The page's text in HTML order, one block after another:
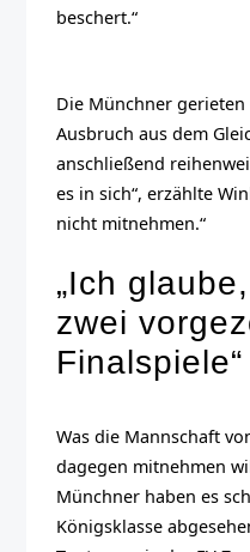
beschert.“
Die Münchner
Ausbruch aus dem
anschließend
es in sich“, erzählte
nicht mitnehmen.“
„Ich
zwei
Finalspiele“
Was die Mannschaft
dagegen mitnehmen
Münchner haben es
Königsklasse